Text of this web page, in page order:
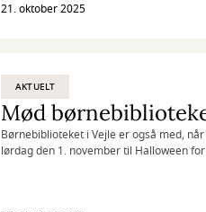
21. oktober 2025
AKTUELT
Mød
Børnebiblioteket i Vejle er også med,
lørdag den 1. november til Halloween